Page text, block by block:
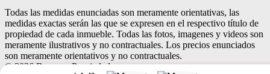
Todas las medidas enunciadas son meramente orientativas, las
medidas exactas serán las que se expresen en el respectivo título de
propiedad de cada inmueble. Todas las fotos, imagenes y videos son
meramente ilustrativos y no contractuales. Los precios enunciados
son meramente orientativos y no contractuales.
© 2026 Bonomo Propiedades.